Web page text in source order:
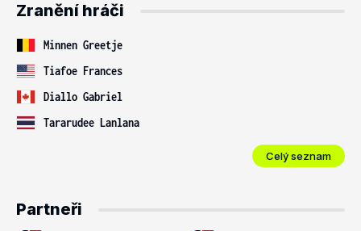
Zranění hráči
Minnen Greetje
Tiafoe Frances
Diallo Gabriel
Tararudee Lanlana
Celý seznam
Partneři